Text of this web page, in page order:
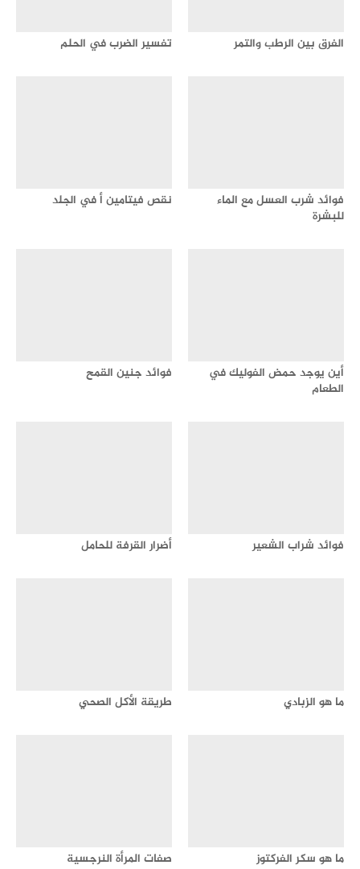
الفرق بين الرطب والتمر تفسير الضرب في الحلم
فوائد شرب العسل مع الماء
للبشرة
نقص فيتامين أ في الجلد
أين يوجد حمض الفوليك في
الطعام
فوائد جنين القمح
فوائد شراب الشعير أضرار القرفة للحامل
ما هو الزبادي طريقة الأكل الصحي
ما هو سكر الفركتوز صفات المرأة النرجسية